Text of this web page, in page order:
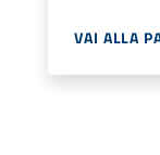
VAI ALLA